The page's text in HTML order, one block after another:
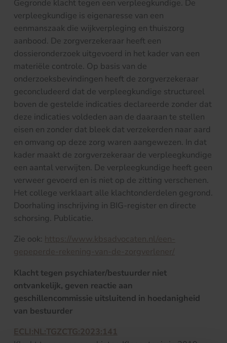
Gegronde klacht tegen een verpleegkundige. De
verpleegkundige is eigenaresse van een
eenmanszaak die wijkverpleging en thuiszorg
aanbood. De zorgverzekeraar heeft een
dossieronderzoek uitgevoerd in het kader van een
materiële controle. Op basis van de
onderzoeksbevindingen heeft de zorgverzekeraar
geconcludeerd dat de verpleegkundige structureel
boven de gestelde indicaties declareerde zonder dat
deze indicaties voldeden aan de daaraan te stellen
eisen en zonder dat bleek dat verzekerden naar aard
en omvang op deze zorg waren aangewezen. In dat
kader maakt de zorgverzekeraar de verpleegkundige
een aantal verwijten. De verpleegkundige heeft geen
verweer gevoerd en is niet op de zitting verschenen.
Het college verklaart alle klachtonderdelen gegrond.
Doorhaling inschrijving in BIG-register en directe
schorsing. Publicatie.
Zie ook: https://www.kbsadvocaten.nl/een-
gepeperde-rekening-van-de-zorgverlener/
Klacht tegen psychiater/bestuurder niet
ontvankelijk, geven reactie aan
geschillencommissie uitsluitend in hoedanigheid
van bestuurder
ECLI:NL:TGZCTG:2023:141